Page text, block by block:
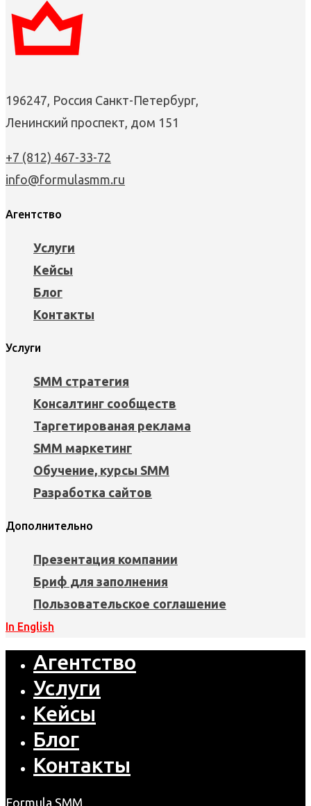
196247, Россия Санкт-Петербург,
Ленинский проспект, дом 151
+7 (812) 467-33-72
info@formulasmm.ru
Агентство
Услуги
Кейсы
Блог
Контакты
Услуги
SMM стратегия
Консалтинг сообществ
Таргетированая реклама
SMM маркетинг
Обучение, курсы SMM
Разработка сайтов
Дополнительно
Презентация компании
Бриф для заполнения
Пользовательское соглашение
In English
Агентство
Услуги
Кейсы
Блог
Контакты
Formula SMM